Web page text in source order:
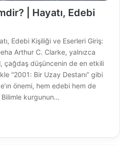
| Hayatı, Edebi
Edebi Kişiliği ve Eserleri Giriş:
Arthur C. Clarke, yalnızca
çağdaş düşüncenin de en etkili
“2001: Bir Uzay Destanı” gibi
önemi, hem edebi hem de
kurgunun…